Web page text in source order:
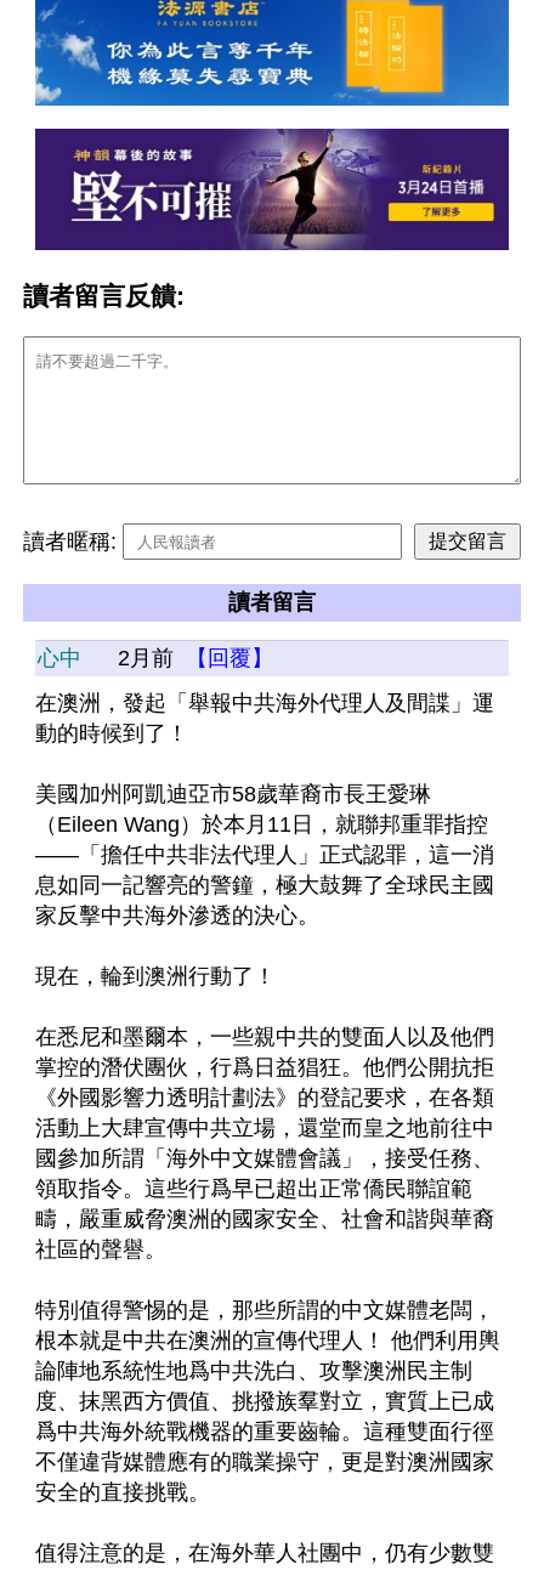
讀者留言反饋:
讀者暱稱:
讀者留言
心中 2月前
【回覆】
在澳洲，發起「舉報中共海外代理人及間諜」運
動的時候到了！
美國加州阿凱迪亞市58歲華裔市長王愛琳
（Eileen Wang）於本月11日，就聯邦重罪指控
——「擔任中共非法代理人」正式認罪，這一消
息如同一記響亮的警鐘，極大鼓舞了全球民主國
家反擊中共海外滲透的決心。
現在，輪到澳洲行動了！
在悉尼和墨爾本，一些親中共的雙面人以及他們
掌控的潛伏團伙，行爲日益猖狂。他們公開抗拒
《外國影響力透明計劃法》的登記要求，在各類
活動上大肆宣傳中共立場，還堂而皇之地前往中
國參加所謂「海外中文媒體會議」，接受任務、
領取指令。這些行爲早已超出正常僑民聯誼範
疇，嚴重威脅澳洲的國家安全、社會和諧與華裔
社區的聲譽。
特別值得警惕的是，那些所謂的中文媒體老闆，
根本就是中共在澳洲的宣傳代理人！ 他們利用輿
論陣地系統性地爲中共洗白、攻擊澳洲民主制
度、抹黑西方價值、挑撥族羣對立，實質上已成
爲中共海外統戰機器的重要齒輪。這種雙面行徑
不僅違背媒體應有的職業操守，更是對澳洲國家
安全的直接挑戰。
值得注意的是，在海外華人社團中，仍有少數雙